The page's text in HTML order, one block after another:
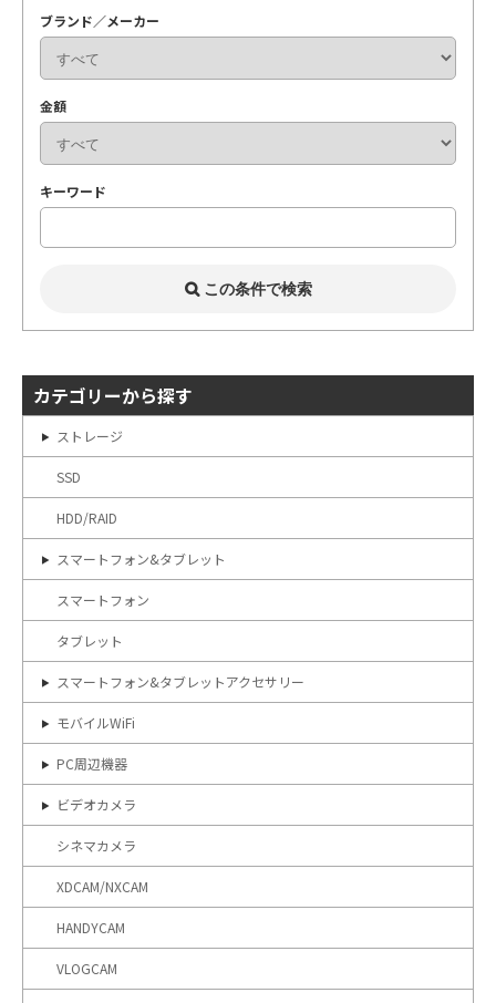
ブランド／メーカー
金額
キーワード
カテゴリーから探す
ストレージ
SSD
HDD/RAID
スマートフォン&タブレット
スマートフォン
タブレット
スマートフォン&タブレットアクセサリー
モバイルWiFi
PC周辺機器
ビデオカメラ
シネマカメラ
XDCAM/NXCAM
HANDYCAM
VLOGCAM